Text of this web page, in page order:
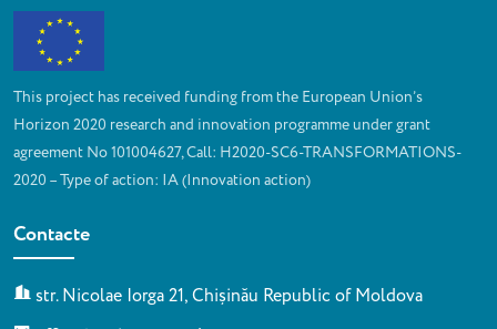
This project has received funding from the European Union’s
Horizon 2020 research and innovation programme under grant
agreement No 101004627, Call: H2020-SC6-TRANSFORMATIONS-
2020 – Type of action: IA (Innovation action)
Contacte
str. Nicolae Iorga 21, Chișinău Republic of Moldova